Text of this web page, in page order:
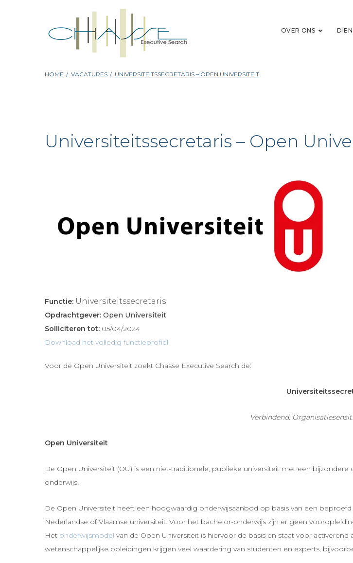
OVER ONS
HOME / VACATURES / UNIVERSITEITSSECRETARIS – OPEN UNIVERSITEIT
Universiteitssecretaris – Open
Functie: Universiteitssecretaris
Opdrachtgever: Open Universiteit
Solliciteren tot: 05/04/2024
Download het volledig functieprofiel
Voor de Open Universiteit zoekt Chasse Executive Search de:
Verbindend.
Open Universiteit
De Open Universiteit (OU) is een niet-traditionele, publieke universiteit met een
onderwijs.
De Open Universiteit heeft een hoogwaardig onderwijsaanbod op basis van een
Nederlandse of Vlaamse universiteit. Voor het bachelor-onderwijs zijn er geen
Het onderwijsmodel van de Open Universiteit is hiervoor de basis en staat voor
wetenschappelijke opleidingen krijgen veel waardering van studenten en experts,